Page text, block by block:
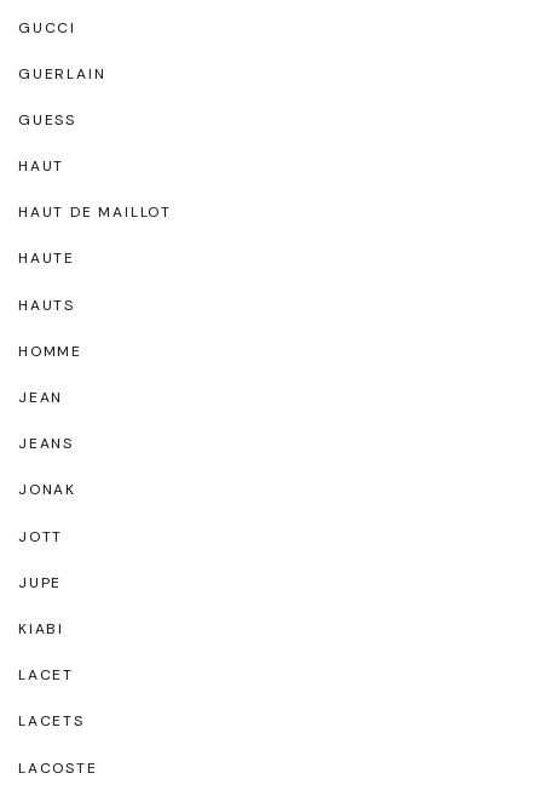
GUCCI
GUERLAIN
GUESS
HAUT
HAUT DE MAILLOT
HAUTE
HAUTS
HOMME
JEAN
JEANS
JONAK
JOTT
JUPE
KIABI
LACET
LACETS
LACOSTE